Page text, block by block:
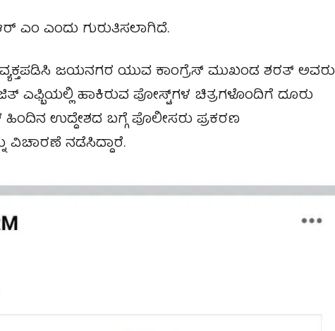
ಎಂ ಎಂದು ಗುರುತಿಸಲಾಗಿದೆ.
ವ್ಯಕ್ತಪಡಿಸಿ ಜಯನಗರ ಯುವ ಕಾಂಗ್ರೆಸ್ ಮುಖಂಡ ಶರತ್ ಅವರು
ಎಫ್ಬಿಯಲ್ಲಿ ಹಾಕಿರುವ ಪೋಸ್ಟ್‌ಗಳ ಚಿತ್ರಗಳೊಂದಿಗೆ ದೂರು
ಉದ್ದೇಶದ ಬಗ್ಗೆ ಪೊಲೀಸರು ಪ್ರಕರಣ
ವಿಚಾರಣೆ ನಡೆಸಿದ್ದಾರೆ.